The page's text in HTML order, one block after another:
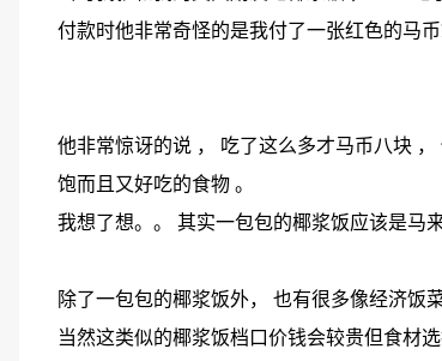
付款时他非常奇怪的是我付了一张红色的马
他非常惊讶的说 ， 吃了这么多才马币八块
饱而且又好吃的食物 。
我想了想。。 其实一包包的椰浆饭应该是马
除了一包包的椰浆饭外， 也有很多像经济饭
当然这类似的椰浆饭档口价钱会较贵但食材选